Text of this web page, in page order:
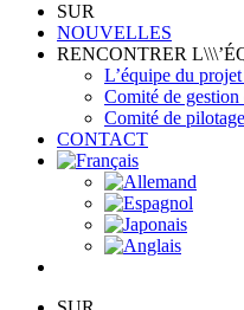
SUR
NOUVELLES
RENCONTRER
L’équipe du
Comité de
Comité de
CONTACT